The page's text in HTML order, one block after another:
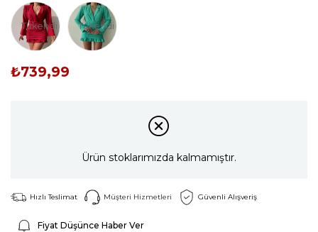
Tükendi Tükendi
₺739,99
Ürün stoklarımızda kalmamıştır.
Hızlı Teslimat Müşteri Hizmetleri Güvenli Alışveriş
Fiyat Düşünce Haber Ver